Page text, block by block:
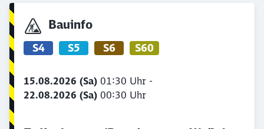
Bauinfo
S4 S5 S6 S60
15.08.2026 (Sa) 01:30 Uhr -
22.08.2026 (Sa) 00:30 Uhr